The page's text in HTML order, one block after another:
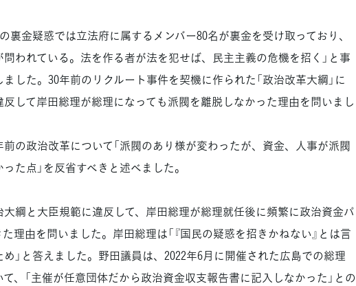
裏金疑惑では立法府に属するメンバー80名が裏金を受け取っており、
われている。法を作る者が法を犯せば、民主主義の危機を招く」と事
した。30年前のリクルート事件を契機に作られた「政治改革大綱」に
して岸田総理が総理になっても派閥を離脱しなかった理由を問いまし
の政治改革について「派閥のあり様が変わったが、資金、人事が派閥
た点」を反省すべきと述べました。
綱と大臣規範に違反して、岸田総理が総理就任後に頻繁に政治資金パ
理由を問いました。岸田総理は「『国民の疑惑を招きかねない』とは言
」と答えました。野田議員は、2022年6月に開催された広島での総理
、「主催が任意団体だから政治資金収支報告書に記入しなかった」との